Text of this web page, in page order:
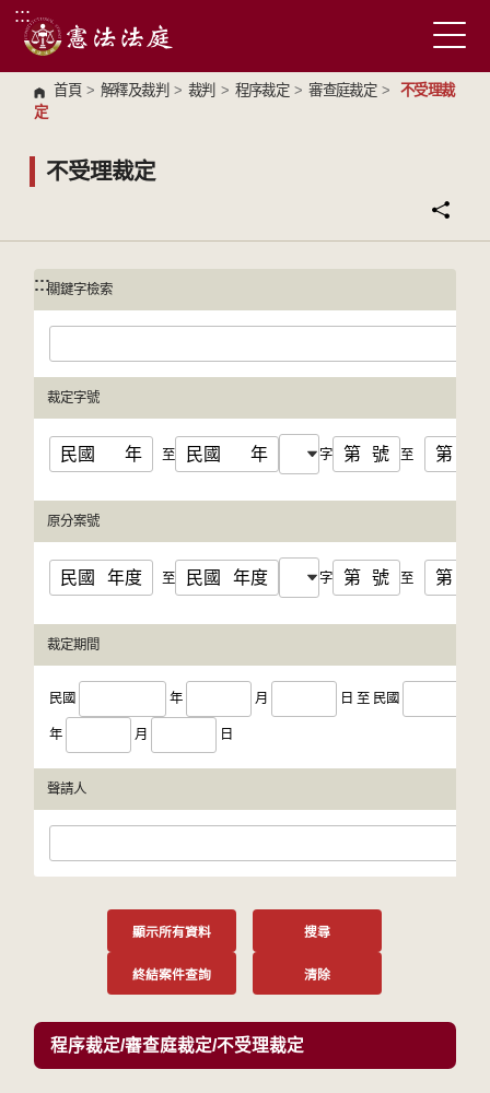
跳到主要內容區塊
:::
首頁 > 解釋及裁判 > 裁判 > 程序裁定 > 審查庭裁定 >
不受理裁
定
不受理裁定
:::
:::關鍵字檢索
裁定字號
民國 年 至 民國 年 字 第 號 至 第
原分案號
民國 年度 至 民國 年度 字 第 號 至 第
裁定期間
民國 年 月 日 至 民國
年 月 日
聲請人
顯示所有資料 搜尋
終結案件查詢 清除
程序裁定/審查庭裁定/不受理裁定